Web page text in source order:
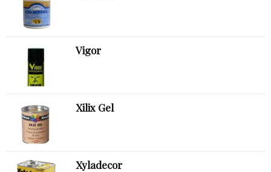
Vigor
Xilix Gel
Xyladecor